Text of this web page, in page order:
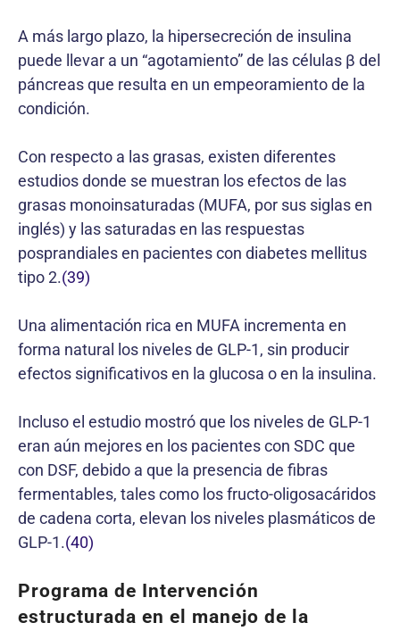
A más largo plazo, la hipersecreción de insulina
puede llevar a un “agotamiento” de las células β del
páncreas que resulta en un empeoramiento de la
condición.
Con respecto a las grasas, existen diferentes
estudios donde se muestran los efectos de las
grasas monoinsaturadas (MUFA, por sus siglas en
inglés) y las saturadas en las respuestas
posprandiales en pacientes con diabetes mellitus
tipo 2.(39)
Una alimentación rica en MUFA incrementa en
forma natural los niveles de GLP-1, sin producir
efectos significativos en la glucosa o en la insulina.
Incluso el estudio mostró que los niveles de GLP-1
eran aún mejores en los pacientes con SDC que
con DSF, debido a que la presencia de fibras
fermentables, tales como los fructo-oligosacáridos
de cadena corta, elevan los niveles plasmáticos de
GLP-1.(40)
Programa de Intervención
estructurada en el manejo de la